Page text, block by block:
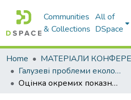
Communities
& Collections
All of
DSpace
Home
Галузеві прoблеми екoлoгічнoї безпеки
Оцінка окремих показників біокліматичних умов Херсонської області для цілей рекреації